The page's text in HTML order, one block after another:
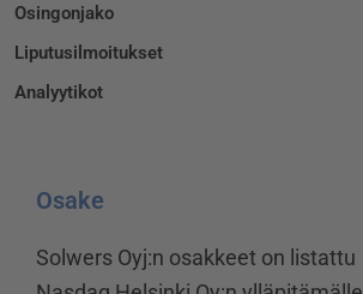
Osingonjako
Liputusilmoitukset
Analyytikot
Osake
Solwers Oyj:n osakkeet on listattu